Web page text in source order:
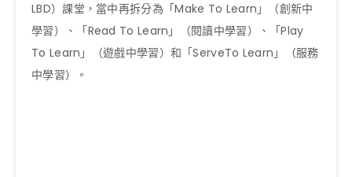
LBD）課堂，當中再拆分為「Make To Learn」（創新中
學習）、「Read To Learn」（閱讀中學習）、「Play
To Learn」（遊戲中學習）和「ServeTo Learn」（服務
中學習）。